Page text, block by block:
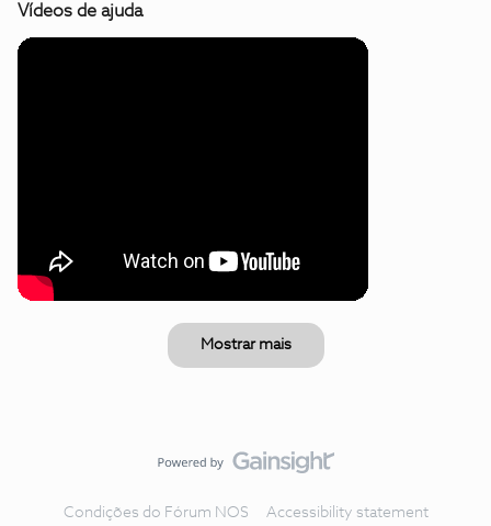
Vídeos de ajuda
Mostrar mais
Condições do Fórum NOS Accessibility statement